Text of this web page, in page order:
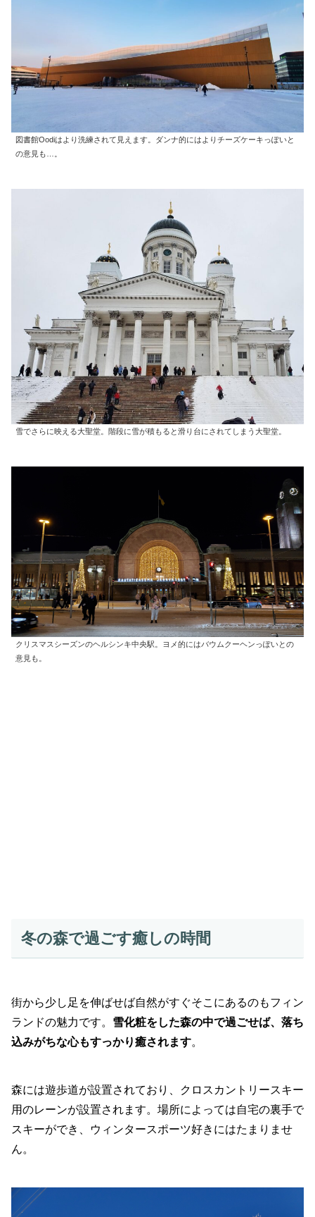
図書館Oodiはより洗練されて見えます。ダンナ的にはよりチーズケーキっぽいと
の意見も…。
雪でさらに映える大聖堂。階段に雪が積もると滑り台にされてしまう大聖堂。
クリスマスシーズンのヘルシンキ中央駅。ヨメ的にはバウムクーヘンっぽいとの
意見も。
冬の森で過ごす癒しの時間
街から少し足を伸ばせば自然がすぐそこにあるのもフィン
ランドの魅力です。 雪化粧をした森の中で過ごせば、落ち
込みがちな心もすっかり癒されます。
森には遊歩道が設置されており、クロスカントリースキー
用のレーンが設置されます。場所によっては自宅の裏手で
スキーができ、ウィンタースポーツ好きにはたまりませ
ん。